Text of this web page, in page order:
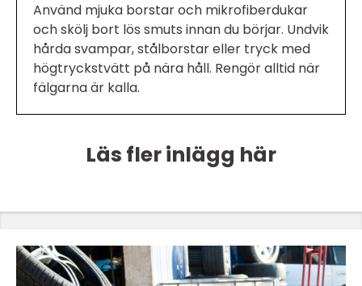
Använd mjuka borstar och mikrofiberdukar
och skölj bort lös smuts innan du börjar. Undvik
hårda svampar, stålborstar eller tryck med
högtryckstvätt på nära håll. Rengör alltid när
fälgarna är kalla.
Läs fler inlägg här